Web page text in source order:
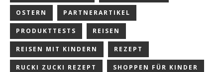
OSTERN PARTNERARTIKEL
PRODUKTTESTS REISEN
REISEN MIT KINDERN REZEPT
RUCKI ZUCKI REZEPT SHOPPEN FÜR KINDER